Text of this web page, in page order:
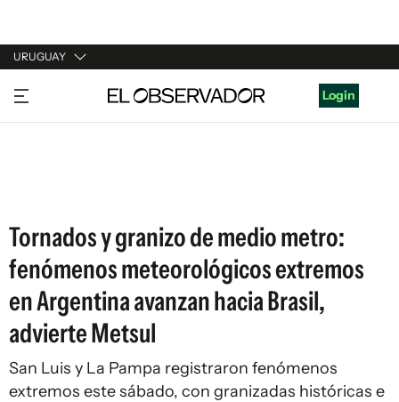
URUGUAY
URUGUAY
ARGENTINA
Login
Tornados y granizo de medio metro:
fenómenos meteorológicos extremos
en Argentina avanzan hacia Brasil,
advierte Metsul
San Luis y La Pampa registraron fenómenos
extremos este sábado, con granizadas históricas e